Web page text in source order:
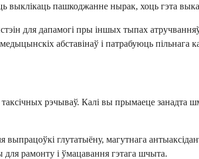
выклікаць пашкоджанне нырак, хоць гэта
для дапамогі пры іншых тыпах
абставінаў і патрабуюць пільнага
рэчываў. Калі вы прымаеце занадта
глутатыёну, магутнага
рамонту і ўмацавання гэтага шчыта.